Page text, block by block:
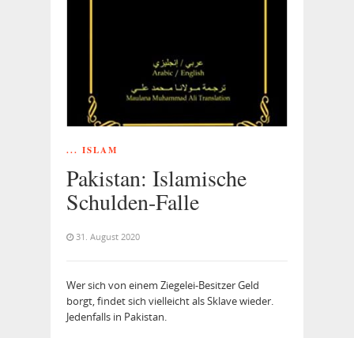
... ISLAM
Pakistan: Islamische
Schulden-Falle
31. August 2020
Wer sich von einem Ziegelei-Besitzer Geld
borgt, findet sich vielleicht als Sklave wieder.
Jedenfalls in Pakistan.